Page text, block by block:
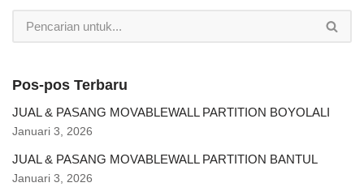
Pos-pos Terbaru
JUAL & PASANG MOVABLEWALL PARTITION BOYOLALI
Januari 3, 2026
JUAL & PASANG MOVABLEWALL PARTITION BANTUL
Januari 3, 2026